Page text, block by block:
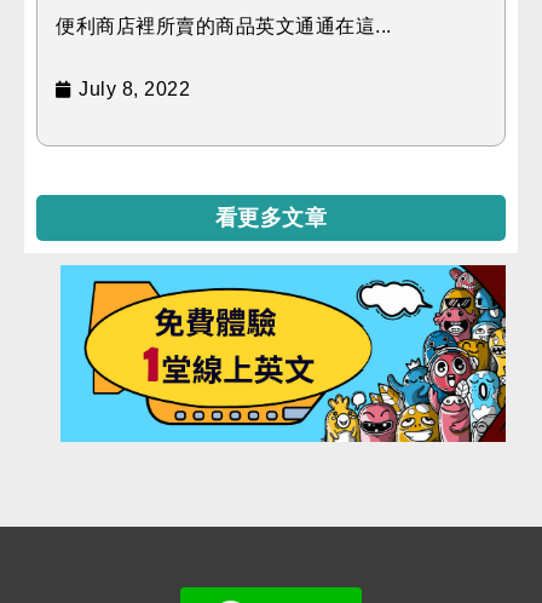
便利商店裡所賣的商品英文通通在這...
July 8, 2022
看更多文章